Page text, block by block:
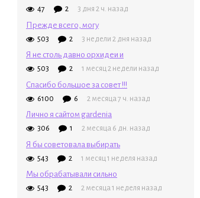
47 2 3 дня 2 ч. назад
Прежде всего, могу
503 2 3 недели 2 дня назад
Я не столь давно орхидеи и
503 2 1 месяц 2 недели назад
Спасибо большое за совет !!!
6100 6 2 месяца 7 ч. назад
Лично я сайтом gardenia
306 1 2 месяца 6 дн. назад
Я бы советовала выбирать
543 2 1 месяц 1 неделя назад
Мы обрабатывали сильно
543 2 2 месяца 1 неделя назад